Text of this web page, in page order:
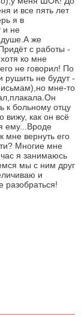
и все пять лет
я в
и не
душе.А же
с работы -
ко мне
не говорил! По
рушить не будут -
мне-то
к больному отцу
вижу, как он всё
ему...Вроде
мне вернуть его
Многие мне
я занимаюсь
мы с ним друг
и